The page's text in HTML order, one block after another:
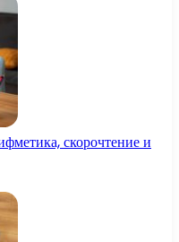
скорочтение и